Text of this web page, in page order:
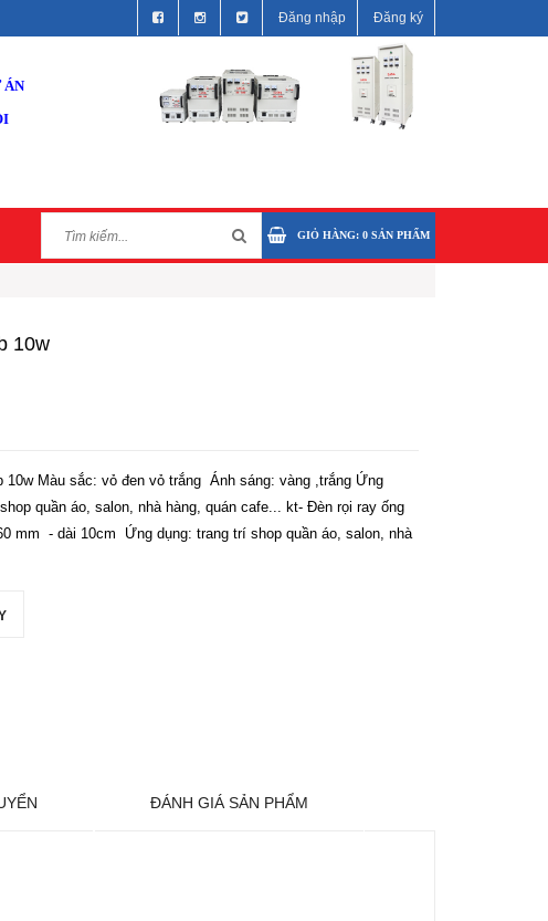
Đăng nhập Đăng ký
ÁN
GIỎ HÀNG: 0 SẢN PHẨM
10w
10w Màu sắc: vỏ đen vỏ trắng Ánh sáng: vàng ,trắng Ứng
quần áo, salon, nhà hàng, quán cafe... kt- Đèn rọi ray ống
mm - dài 10cm Ứng dụng: trang trí shop quần áo, salon, nhà
ĐÁNH GIÁ SẢN PHẨM